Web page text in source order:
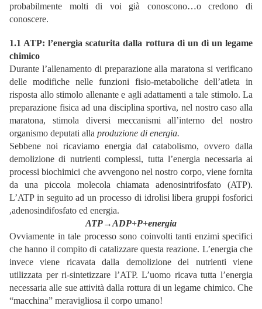
probabilmente molti di voi già conoscono…o credono di
conoscere.
1.1 ATP: l’energia scaturita dalla rottura di un di un legame
chimico
Durante l’allenamento di preparazione alla maratona si verificano
delle modifiche nelle funzioni fisio-metaboliche dell’atleta in
risposta allo stimolo allenante e agli adattamenti a tale stimolo. La
preparazione fisica ad una disciplina sportiva, nel nostro caso alla
maratona, stimola diversi meccanismi all’interno del nostro
organismo deputati alla produzione di energia.
Sebbene noi ricaviamo energia dal catabolismo, ovvero dalla
demolizione di nutrienti complessi, tutta l’energia necessaria ai
processi biochimici che avvengono nel nostro corpo, viene fornita
da una piccola molecola chiamata adenosintrifosfato (ATP).
L’ATP in seguito ad un processo di idrolisi libera gruppi fosforici
,adenosindifosfato ed energia.
ATP→ADP+P+energia
Ovviamente in tale processo sono coinvolti tanti enzimi specifici
che hanno il compito di catalizzare questa reazione. L’energia che
invece viene ricavata dalla demolizione dei nutrienti viene
utilizzata per ri-sintetizzare l’ATP. L’uomo ricava tutta l’energia
necessaria alle sue attività dalla rottura di un legame chimico. Che
“macchina” meravigliosa il corpo umano!